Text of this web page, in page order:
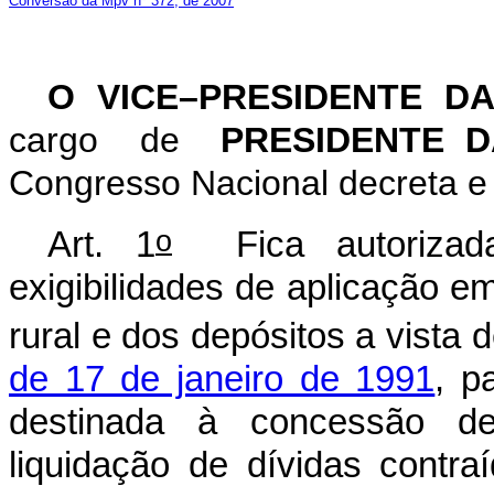
O VICE–PRESIDENTE
cargo de PRESIDENTE
Congresso Nacional decreta
Art. 1o
Fica
exigibilidades de aplicação
rural e dos depósitos a vista
de 17 de janeiro de 1991,
destinada à concessão
liquidação de dívidas